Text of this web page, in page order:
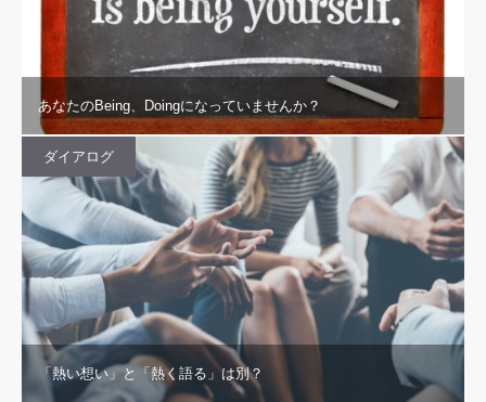
あなたのBeing、Doingになっていませんか？
ダイアログ
「熱い想い」と「熱く語る」は別？